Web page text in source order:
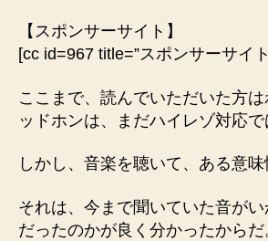
【スポンサーサイト】
[cc id=967 title=”スポンサーサイ
ここまで、読んでいただいた方
ッドホンは、まだハイレゾ対応で
しかし、音楽を聴いて、ある意味
それは、今まで聞いていた音が
だったのかが良く分かったからだ